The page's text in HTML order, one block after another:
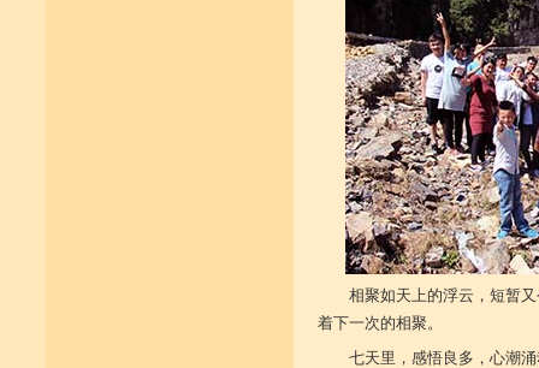
相聚如天上的浮云，短暂
着下一次的相聚。
七天里，感悟良多，心潮